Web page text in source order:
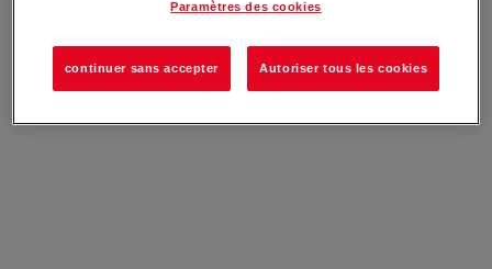
Paramètres des cookies
continuer sans accepter Autoriser tous les cookies